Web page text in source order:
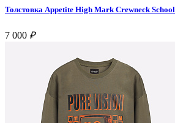
Толстовка Appetite High Mark Crewneck School
7 000 ₽